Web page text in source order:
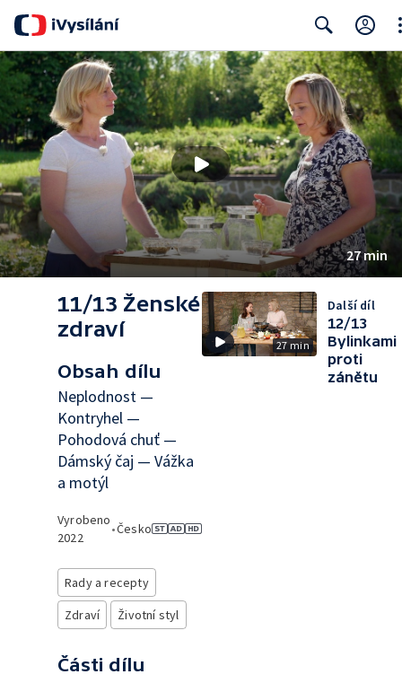
Search
27 min
11/13 Ženské
zdraví
Obsah dílu
Neplodnost —
Kontryhel —
Pohodová chuť —
Dámský čaj — Vážka
a motýl
Vyrobeno
2022
•Česko
Rady a recepty
Zdraví
Životní styl
Části dílu
27 min
Další díl
12/13
Bylinkami
proti
zánětu